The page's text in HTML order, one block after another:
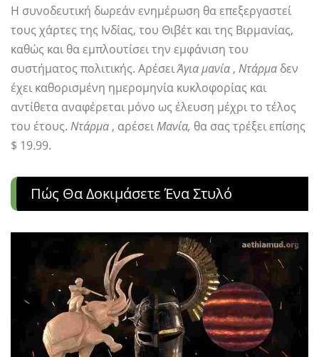
Η συνοδευτική δωρεάν ενημέρωση θα επεξεργαστεί
τους χάρτες της Ινδίας, του Θιβέτ και της Βιρμανίας,
καθώς και θα εμπλουτίσει την εμφάνιση του
συστήματος πολιτικής. ΑρέσειΆγια μανία , Ντάρμα δεν
έχει καθορισμένη ημερομηνία κυκλοφορίας και
αντίθετα αναφέρεται μόνο ως έλευση μέχρι το τέλος
του έτους. Ντάρμα , αρέσειΜανία, θα σας τρέξει επίσης
$ 19.99.
Πώς Θα Δοκιμάσετε Ένα Στυλό